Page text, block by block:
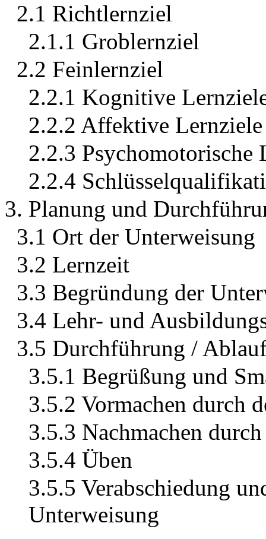
2.1 Richtlernziel
2.1.1 Groblernziel
2.2 Feinlernziel
2.2.1 Kognitive
2.2.2 Affektive Lernziele
2.2.3 Psychomotorische
2.2.4
3. Planung und
3.1 Ort der Unterweisung
3.2 Lernzeit
3.3 Begründung der
3.4 Lehr- und
3.5 Durchführung /
3.5.1 Begrüßung und
3.5.2 Vormachen durch
3.5.3 Nachmachen
3.5.4 Üben
3.5.5 Verabschiedung
Unterweisung